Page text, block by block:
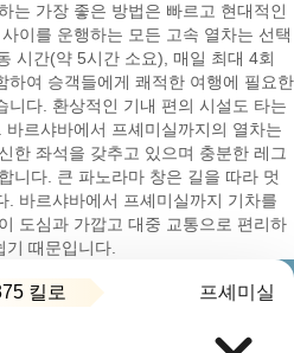
는 가장 좋은 방법은 빠르고 현대적인
이를 운행하는 모든 고속 열차는 선택
시간(약 5시간 소요), 매일 최대 4회
하여 승객들에게 쾌적한 여행에 필요한
니다. 환상적인 기내 편의 시설도 타는
르샤바에서 프셰미실까지의 열차는
한 좌석을 갖추고 있으며 충분한 레그
니다. 큰 파노라마 창은 길을 따라 멋
. 바르샤바에서 프셰미실까지 기차를
도심과 가깝고 대중 교통으로 편리하
때문입니다.
킬로 프셰미실